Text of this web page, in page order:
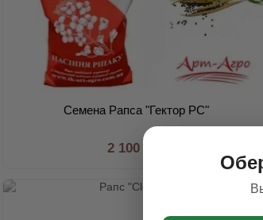
Семена Рапса "Гектор РС"
2 100 грн